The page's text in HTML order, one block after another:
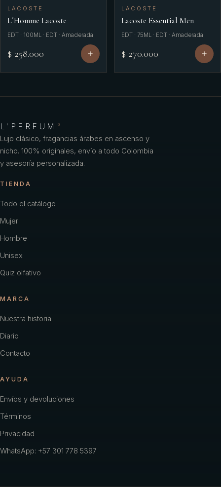
LACOSTE
L´Homme Lacoste
EDT · 100ML · EDT · Amaderada
$ 258.000
LACOSTE
Lacoste Essential Men
EDT · 75ML · EDT · Amaderada
$ 270.000
L'PERFUM ®
Lujo clásico, fragancias árabes en ascenso y
nicho. 100% originales, envío a todo Colombia
y asesoría personalizada.
TIENDA
Todo el catálogo
Mujer
Hombre
Unisex
Quiz olfativo
MARCA
Nuestra historia
Diario
Contacto
AYUDA
Envíos y devoluciones
Términos
Privacidad
WhatsApp: +57 301 778 5397